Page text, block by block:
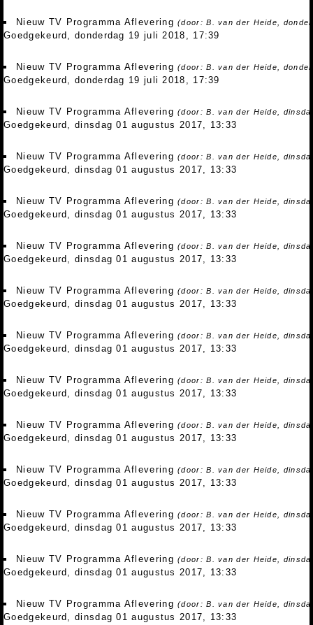
Nieuw TV Programma Aflevering(door: B. van der Heide,
Goedgekeurd, donderdag 19 juli 2018, 17:39
Nieuw TV Programma Aflevering(door: B. van der Heide,
Goedgekeurd, donderdag 19 juli 2018, 17:39
Nieuw TV Programma Aflevering(door: B. van der Heide,
Goedgekeurd, dinsdag 01 augustus 2017, 13:33
Nieuw TV Programma Aflevering(door: B. van der Heide,
Goedgekeurd, dinsdag 01 augustus 2017, 13:33
Nieuw TV Programma Aflevering(door: B. van der Heide,
Goedgekeurd, dinsdag 01 augustus 2017, 13:33
Nieuw TV Programma Aflevering(door: B. van der Heide,
Goedgekeurd, dinsdag 01 augustus 2017, 13:33
Nieuw TV Programma Aflevering(door: B. van der Heide,
Goedgekeurd, dinsdag 01 augustus 2017, 13:33
Nieuw TV Programma Aflevering(door: B. van der Heide,
Goedgekeurd, dinsdag 01 augustus 2017, 13:33
Nieuw TV Programma Aflevering(door: B. van der Heide,
Goedgekeurd, dinsdag 01 augustus 2017, 13:33
Nieuw TV Programma Aflevering(door: B. van der Heide,
Goedgekeurd, dinsdag 01 augustus 2017, 13:33
Nieuw TV Programma Aflevering(door: B. van der Heide,
Goedgekeurd, dinsdag 01 augustus 2017, 13:33
Nieuw TV Programma Aflevering(door: B. van der Heide,
Goedgekeurd, dinsdag 01 augustus 2017, 13:33
Nieuw TV Programma Aflevering(door: B. van der Heide,
Goedgekeurd, dinsdag 01 augustus 2017, 13:33
Nieuw TV Programma Aflevering(door: B. van der Heide,
Goedgekeurd, dinsdag 01 augustus 2017, 13:33